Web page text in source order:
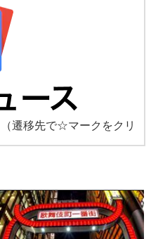
（遷移先で☆マークをクリ